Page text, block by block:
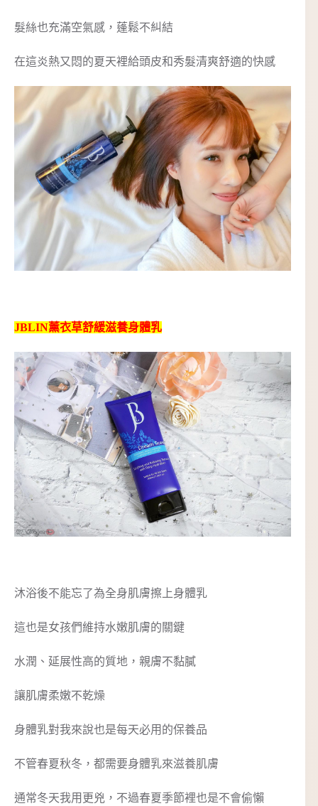
髮絲也充滿空氣感，蓬鬆不糾結
在這炎熱又悶的夏天裡給頭皮和秀髮清爽舒適的快感
JBLIN薰衣草舒緩滋養身體乳
沐浴後不能忘了為全身肌膚擦上身體乳
這也是女孩們維持水嫩肌膚的關鍵
水潤、延展性高的質地，親膚不黏膩
讓肌膚柔嫩不乾燥
身體乳對我來說也是每天必用的保養品
不管春夏秋冬，都需要身體乳來滋養肌膚
通常冬天我用更兇，不過春夏季節裡也是不會偷懶